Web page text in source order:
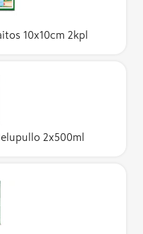
10x10cm 2kpl
2x500ml